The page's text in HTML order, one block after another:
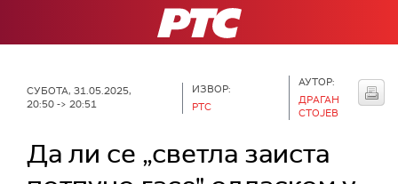
РТС
СУБОТА, 31.05.2025,
20:50 -> 20:51
ИЗВОР:
РТС
АУТОР:
ДРАГАН
СТОЈЕВ
Да ли се „светла заиста